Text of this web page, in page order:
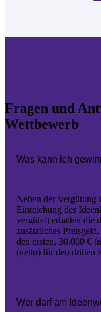
Fragen und
Wettbewerb
Was kann ich
Neben der Vergütung
Einreichung des
vergütet) erhalten die
zusätzliches
den ersten, 30.000 €
(netto) für den dritten
Wer darf am